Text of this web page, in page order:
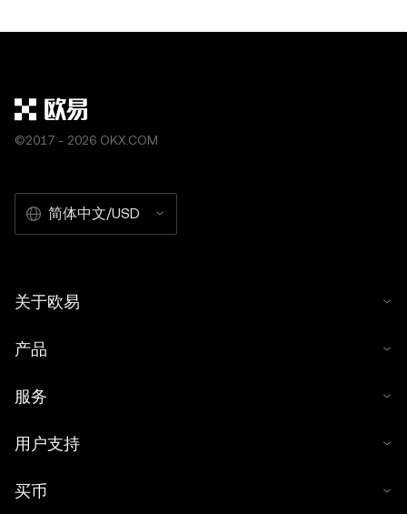
©2017 - 2026 OKX.COM
简体中文/USD
关于欧易
产品
服务
用户支持
买币